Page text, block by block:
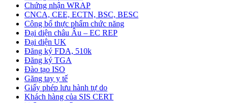
Chứng nhận WRAP
CNCA, CEE, ECTN, BSC, BESC
Công bố thực phẩm chức năng
Đại diện châu Âu – EC REP
Đại diện UK
Đăng ký FDA, 510k
Đăng ký TGA
Đào tạo ISO
Găng tay y tế
Giấy phép lưu hành tự do
Khách hàng của SIS CERT